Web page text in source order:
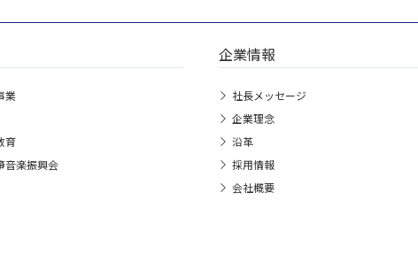
業
育
音楽振興会
企業情報
社長メッセージ
企業理念
沿革
採用情報
会社概要